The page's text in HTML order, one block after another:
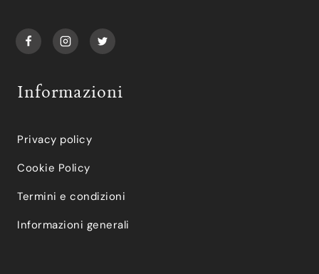
Informazioni
Privacy policy
Cookie Policy
Termini e condizioni
Informazioni generali